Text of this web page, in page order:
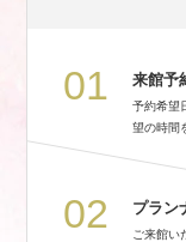
01 来館予
予約希望
望の時間
02 プラン
ご来館い